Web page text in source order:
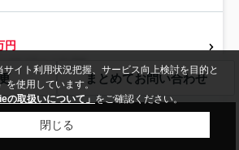
円
43.12㎡ / 1LDK
万円
/ 47.86㎡ / 1LDK
まとめてお問い合わせ
予約
イト利用状況把握、サービス向上検討を目的と
を使用しています。
の取扱いについて」 をご確認ください。
閉じる